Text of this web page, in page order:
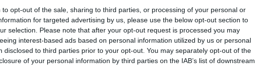
to opt-out of the sale, sharing to third parties, or processing of your personal or
for targeted advertising by us, please use the below opt-out section to
selection. Please note that after your opt-out request is processed you may
interest-based ads based on personal information utilized by us or personal
disclosed to third parties prior to your opt-out. You may separately opt-out of the
of your personal information by third parties on the IAB’s list of downstream
CARROS